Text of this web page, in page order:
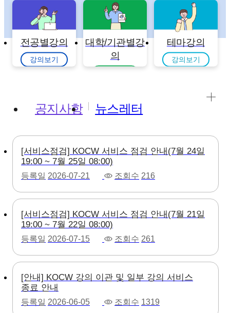
전공별강의
강의보기
대학/기관별강
의
테마강의
강의보기
공지사항 뉴스레터
[서비스점검] KOCW 서비스 점검 안내(7월 24일
19:00 ~ 7월 25일 08:00)
등록일 2026-07-21 조회수 216
[서비스점검] KOCW 서비스 점검 안내(7월 21일
19:00 ~ 7월 22일 08:00)
등록일 2026-07-15 조회수 261
[안내] KOCW 강의 이관 및 일부 강의 서비스
종료 안내
등록일 2026-06-05 조회수 1319